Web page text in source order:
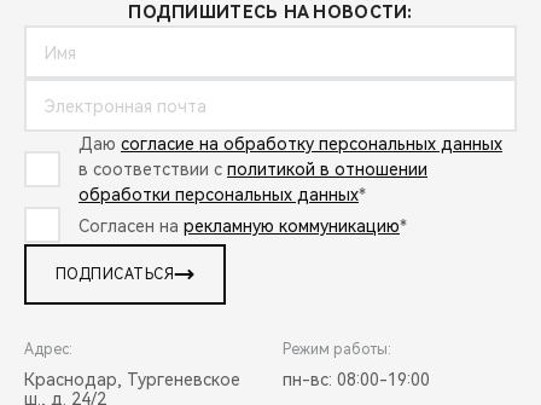
ПОДПИШИТЕСЬ НА НОВОСТИ:
Даю согласие на обработку персональных данных
в соответствии с политикой в отношении
обработки персональных данных*
Согласен на рекламную коммуникацию*
ПОДПИСАТЬСЯ
Адрес:
Краснодар, Тургеневское
ш., д. 24/2
Режим работы:
пн-вс: 08:00-19:00